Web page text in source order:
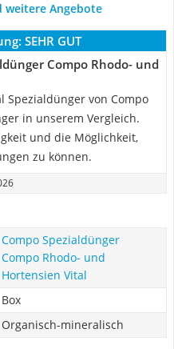
weitere Angebote
SEHR GUT
Compo Rhodo- und
Spezialdünger von Compo
in unserem Vergleich.
und die Möglichkeit,
zu können.
Compo Spezialdünger
Compo Rhodo- und
Hortensien Vital
Box
Organisch-mineralisch